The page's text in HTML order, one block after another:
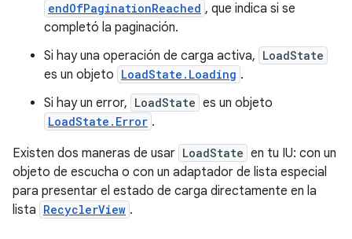
endOfPaginationReached , que indica si se
completó la paginación.
Si hay una operación de carga activa, LoadState
es un objeto LoadState.Loading .
Si hay un error, LoadState es un objeto
LoadState.Error .
Existen dos maneras de usar LoadState en tu IU: con un
objeto de escucha o con un adaptador de lista especial
para presentar el estado de carga directamente en la
lista RecyclerView .